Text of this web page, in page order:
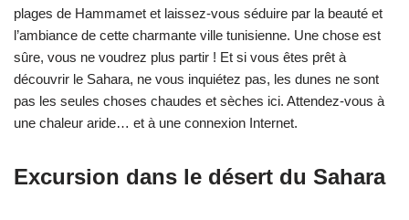
plages de Hammamet et laissez-vous séduire par la beauté et
l’ambiance de cette charmante ville tunisienne. Une chose est
sûre, vous ne voudrez plus partir ! Et si vous êtes prêt à
découvrir le Sahara, ne vous inquiétez pas, les dunes ne sont
pas les seules choses chaudes et sèches ici. Attendez-vous à
une chaleur aride… et à une connexion Internet.
Excursion dans le désert du Sahara